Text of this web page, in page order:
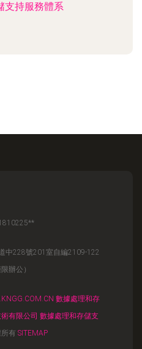
支持服務體系
中228號201室自編2109-122
辦公）
數據處理和存
有限公司 數據處理和存儲支
所有 SITEMAP